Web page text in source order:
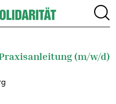
(m/w/d)